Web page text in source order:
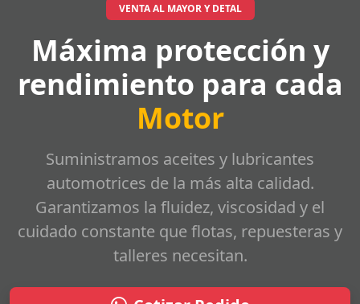
VENTA AL MAYOR Y DETAL
Máxima protección y
rendimiento para cada
Motor
Suministramos aceites y lubricantes
automotrices de la más alta calidad.
Garantizamos la fluidez, viscosidad y el
cuidado constante que flotas, repuesteras y
talleres necesitan.